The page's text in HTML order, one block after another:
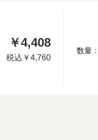
￥4,408
税込 ￥4,760
数量：